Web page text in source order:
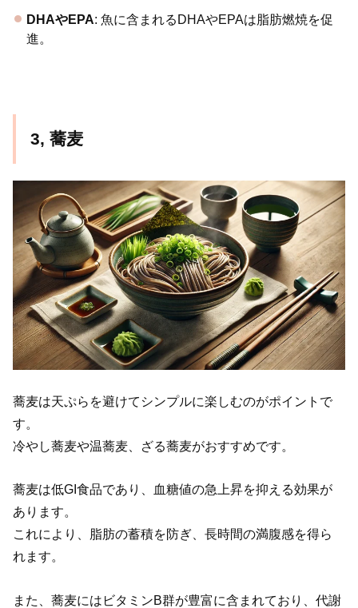
DHAやEPA: 魚に含まれるDHAやEPAは脂肪燃焼を促
進。
3, 蕎麦
蕎麦は天ぷらを避けてシンプルに楽しむのがポイントで
す。
冷やし蕎麦や温蕎麦、ざる蕎麦がおすすめです。
蕎麦は低GI食品であり、血糖値の急上昇を抑える効果が
あります。
これにより、脂肪の蓄積を防ぎ、長時間の満腹感を得ら
れます。
また、蕎麦にはビタミンB群が豊富に含まれており、代謝